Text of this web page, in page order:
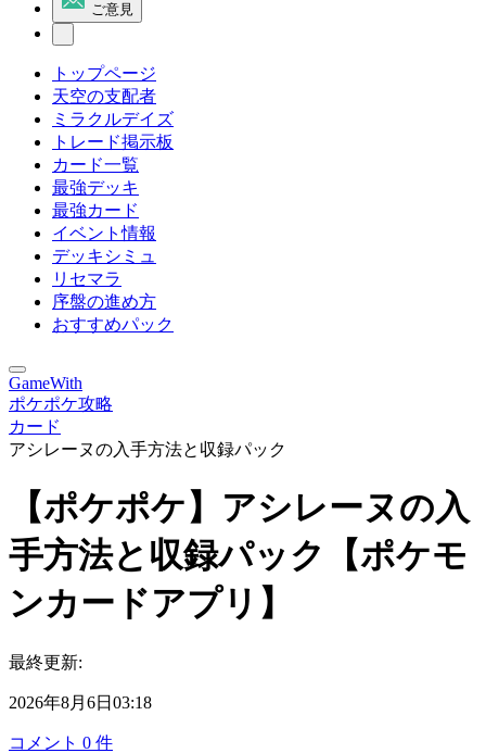
ご意見
トップページ
天空の支配者
ミラクルデイズ
トレード掲示板
カード一覧
最強デッキ
最強カード
イベント情報
デッキシミュ
リセマラ
序盤の進め方
おすすめパック
GameWith
ポケポケ攻略
カード
アシレーヌの入手方法と収録パック
【ポケポケ】アシレーヌの入
手方法と収録パック【ポケモ
ンカードアプリ】
最終更新:
2026年8月6日03:18
コメント 0 件